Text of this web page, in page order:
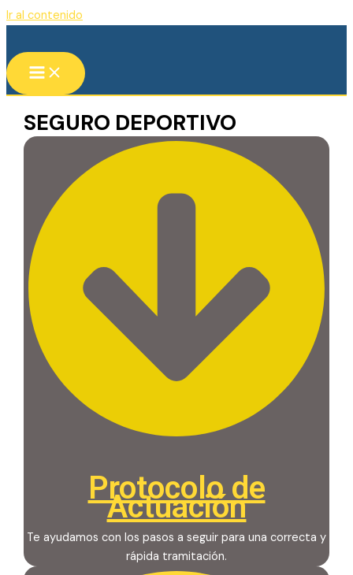
Ir al contenido
SEGURO DEPORTIVO
Protocolo de
Actuación
Te ayudamos con los pasos a seguir para una correcta y
rápida tramitación.